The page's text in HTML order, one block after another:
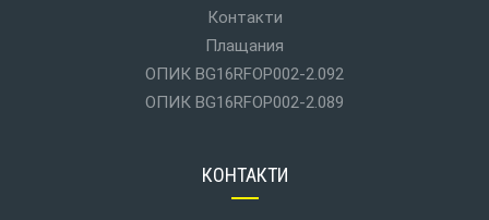
Контакти
Плащания
ОПИК BG16RFOP002-2.092
ОПИК BG16RFOP002-2.089
КОНТАКТИ